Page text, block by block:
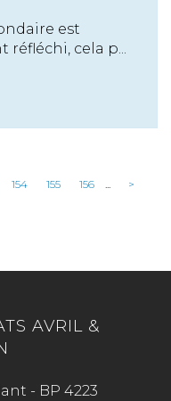
est
réfléchi, cela p...
154 155 156 ... >
AVRIL &
- BP 4223